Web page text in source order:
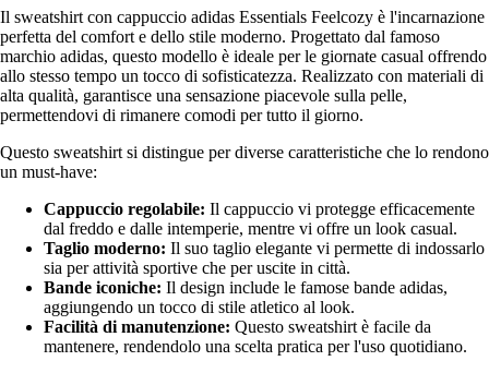
Il sweatshirt con cappuccio adidas Essentials Feelcozy è l'incarnazione
perfetta del comfort e dello stile moderno. Progettato dal famoso
marchio adidas, questo modello è ideale per le giornate casual offrendo
allo stesso tempo un tocco di sofisticatezza. Realizzato con materiali di
alta qualità, garantisce una sensazione piacevole sulla pelle,
permettendovi di rimanere comodi per tutto il giorno.
Questo sweatshirt si distingue per diverse caratteristiche che lo rendono
un must-have:
Cappuccio regolabile: Il cappuccio vi protegge efficacemente
dal freddo e dalle intemperie, mentre vi offre un look casual.
Taglio moderno: Il suo taglio elegante vi permette di indossarlo
sia per attività sportive che per uscite in città.
Bande iconiche: Il design include le famose bande adidas,
aggiungendo un tocco di stile atletico al look.
Facilità di manutenzione: Questo sweatshirt è facile da
mantenere, rendendolo una scelta pratica per l'uso quotidiano.